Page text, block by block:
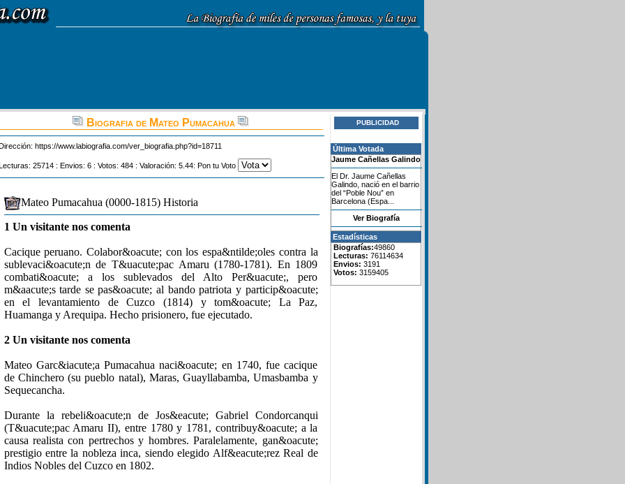
Biografia de Mateo Pumacahua
https://www.labiografia.com/ver_biografia.php?id=18711
25714 : Envios: 6 : Votos: 484 : Valoración: 5.44: Pon tu Voto
Mateo Pumacahua (0000-1815) Historia
1 Un visitante nos comenta
Cacique peruano. Colabor&oacute; con los espa&ntilde;oles contra la
sublevaci&oacute;n de T&uacute;pac Amaru (1780-1781). En 1809
combati&oacute; a los sublevados del Alto Per&uacute;, pero
m&aacute;s tarde se pas&oacute; al bando patriota y particip&oacute;
en el levantamiento de Cuzco (1814) y tom&oacute; La Paz,
Huamanga y Arequipa. Hecho prisionero, fue ejecutado.
2 Un visitante nos comenta
Mateo Garc&iacute;a Pumacahua naci&oacute; en 1740, fue cacique
de Chinchero (su pueblo natal), Maras, Guayllabamba, Umasbamba y
Sequecancha.
Durante la rebeli&oacute;n de Jos&eacute; Gabriel Condorcanqui
(T&uacute;pac Amaru II), entre 1780 y 1781, contribuy&oacute; a la
causa realista con pertrechos y hombres. Paralelamente, gan&oacute;
prestigio entre la nobleza inca, siendo elegido Alf&eacute;rez Real de
Indios Nobles del Cuzco en 1802.
PUBLICIDAD
Última Votada
Jaume Cañellas Galindo
El Dr. Jaume Cañellas
Galindo, nació en el barrio
del “Poble Nou” en
Barcelona (Espa...
Ver Biografía
Estadísticas
Biografías:49860
Lecturas: 76114634
Envios: 3191
Votos: 3159405